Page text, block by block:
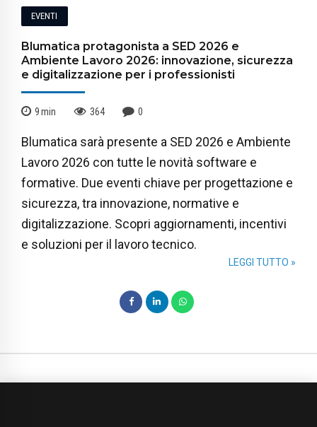
EVENTI
Blumatica protagonista a SED 2026 e
Ambiente Lavoro 2026: innovazione, sicurezza
e digitalizzazione per i professionisti
9min 364 0
Blumatica sarà presente a SED 2026 e Ambiente
Lavoro 2026 con tutte le novità software e
formative. Due eventi chiave per progettazione e
sicurezza, tra innovazione, normative e
digitalizzazione. Scopri aggiornamenti, incentivi
e soluzioni per il lavoro tecnico.
LEGGI TUTTO »